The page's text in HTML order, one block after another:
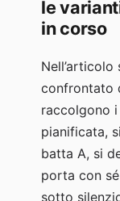
di
le
in corso
Nell’articolo
confrontato
raccolgono
pianificata,
batta A, si
porta con
sotto